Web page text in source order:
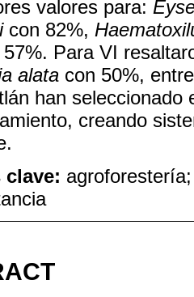
valores para:
con 82%,
57%. Para VI
alata con 50%,
han seleccionado
creando
clave: